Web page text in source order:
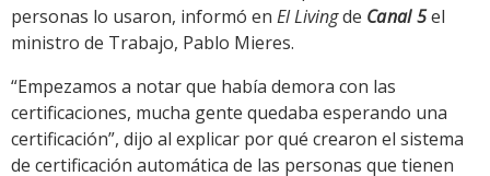
personas lo usaron, informó en El Livingde Canal 5el
ministro de Trabajo, Pablo Mieres.
“Empezamos a notar que había demora con las
certificaciones, mucha gente quedaba esperando una
certificación”, dijo al explicar por qué crearon el sistema
de certificación automática de las personas que tienen